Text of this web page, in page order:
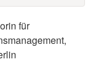
für